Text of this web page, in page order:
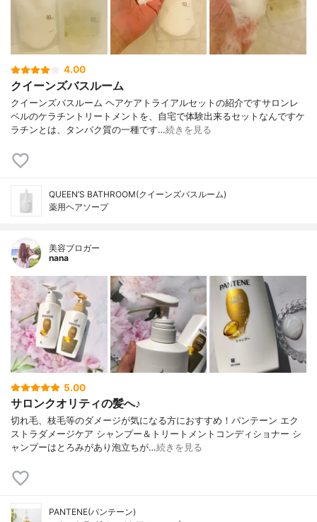
4.00
クイーンズバスルーム
クイーンズバスルーム ヘアケアトライアルセットの紹介ですサロンレ
ベルのケラチントリートメントを、自宅で体験出来るセットなんですケ
ラチンとは、タンパク質の一種です…続きを見る
QUEEN’S BATHROOM(クイーンズバスルーム)
薬用ヘアソープ
美容ブロガー
nana
5.00
サロンクオリティの髪へ♪
切れ毛、枝毛等のダメージが気になる方におすすめ！パンテーン エク
ストラダメージケア シャンプー＆トリートメントコンディショナー シ
ャンプーはとろみがあり泡立ちが…続きを見る
PANTENE(パンテーン)